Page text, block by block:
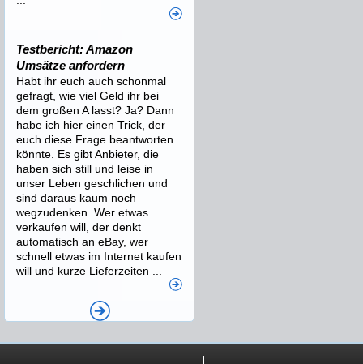
Testbericht: Amazon
Umsätze anfordern
Habt ihr euch auch schonmal
gefragt, wie viel Geld ihr bei
dem großen A lasst? Ja? Dann
habe ich hier einen Trick, der
euch diese Frage beantworten
könnte. Es gibt Anbieter, die
haben sich still und leise in
unser Leben geschlichen und
sind daraus kaum noch
wegzudenken. Wer etwas
verkaufen will, der denkt
automatisch an eBay, wer
schnell etwas im Internet kaufen
will und kurze Lieferzeiten ...